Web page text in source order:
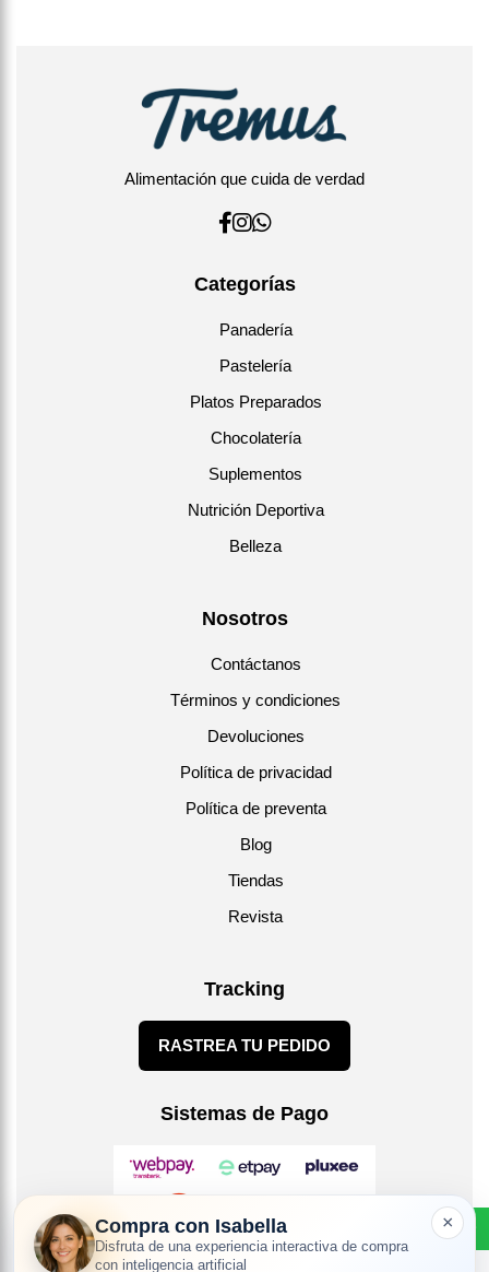
Alimentación que cuida de verdad
Categorías
Panadería
Pastelería
Platos Preparados
Chocolatería
Suplementos
Nutrición Deportiva
Belleza
Nosotros
Contáctanos
Términos y condiciones
Devoluciones
Política de privacidad
Política de preventa
Blog
Tiendas
Revista
Tracking
RASTREA TU PEDIDO
Sistemas de Pago